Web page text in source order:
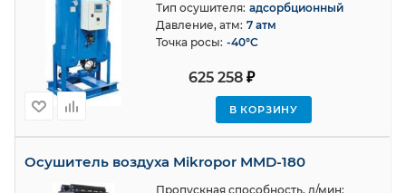
625 258₽
В КОРЗИНУ
Тип осушителя: адсорбционный
Давление, атм: 7 атм
Точка росы: -40°C
Осушитель воздуха Mikropor MMD-180
Пропускная способность, л/мин: